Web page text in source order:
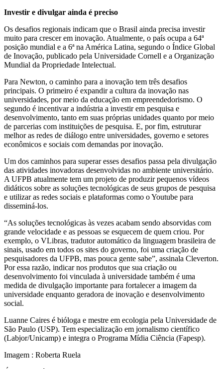
Investir e divulgar ainda é preciso
Os desafios regionais indicam que o Brasil ainda precisa investir
muito para crescer em inovação. Atualmente, o país ocupa a 64ª
posição mundial e a 6ª na América Latina, segundo o Índice Global
de Inovação, publicado pela Universidade Cornell e a Organização
Mundial da Propriedade Intelectual.
Para Newton, o caminho para a inovação tem três desafios
principais. O primeiro é expandir a cultura da inovação nas
universidades, por meio da educação em empreendedorismo. O
segundo é incentivar a indústria a investir em pesquisa e
desenvolvimento, tanto em suas próprias unidades quanto por meio
de parcerias com instituições de pesquisa. E, por fim, estruturar
melhor as redes de diálogo entre universidades, governo e setores
econômicos e sociais com demandas por inovação.
Um dos caminhos para superar esses desafios passa pela divulgação
das atividades inovadoras desenvolvidas no ambiente universitário.
A UFPB atualmente tem um projeto de produzir pequenos vídeos
didáticos sobre as soluções tecnológicas de seus grupos de pesquisa
e utilizar as redes sociais e plataformas como o Youtube para
disseminá-los.
“As soluções tecnológicas às vezes acabam sendo absorvidas com
grande velocidade e as pessoas se esquecem de quem criou. Por
exemplo, o VLibras, tradutor automático da linguagem brasileira de
sinais, usado em todos os sites do governo, foi uma criação de
pesquisadores da UFPB, mas pouca gente sabe”, assinala Cleverton.
Por essa razão, indicar nos produtos que sua criação ou
desenvolvimento foi vinculada à universidade também é uma
medida de divulgação importante para fortalecer a imagem da
universidade enquanto geradora de inovação e desenvolvimento
social.
Luanne Caires é bióloga e mestre em ecologia pela Universidade de
São Paulo (USP). Tem especialização em jornalismo científico
(Labjor/Unicamp) e integra o Programa Mídia Ciência (Fapesp).
Imagem : Roberta Ruela